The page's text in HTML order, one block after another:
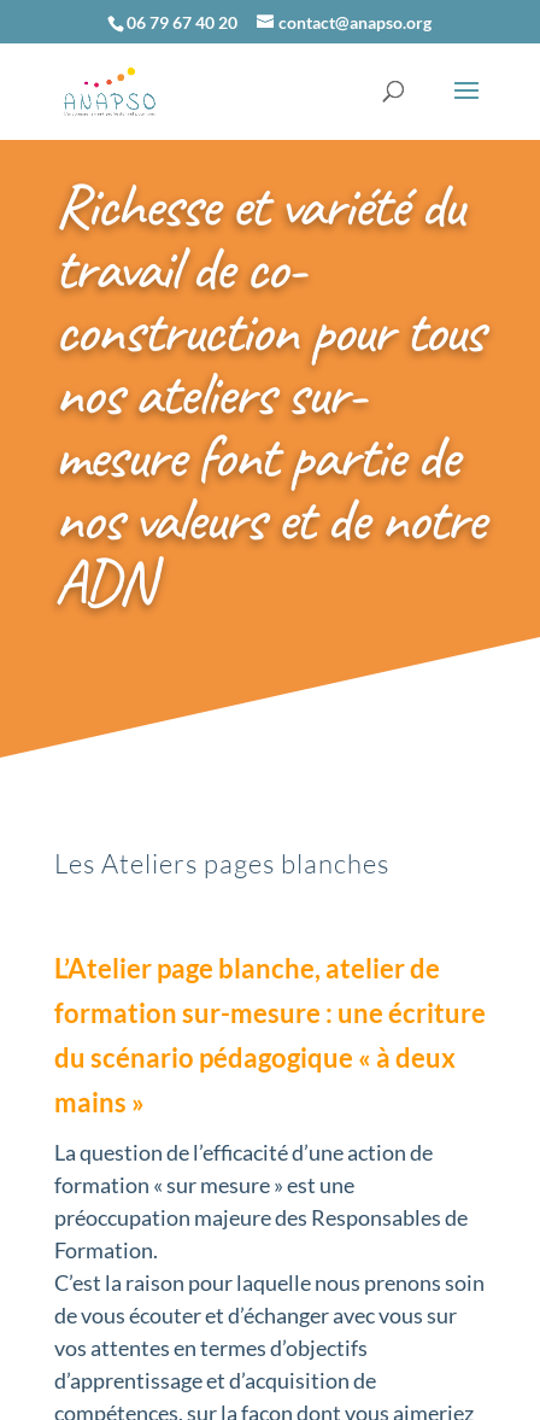
06 79 67 40 20 contact@anapso.org
Richesse et variété du
travail de co-
construction pour tous
nos ateliers sur-
mesure font partie de
nos valeurs et de notre
ADN
Les Ateliers pages blanches
L’Atelier page blanche, atelier de
formation sur-mesure : une écriture
du scénario pédagogique « à deux
mains »
La question de l’efficacité d’une action de
formation « sur mesure » est une
préoccupation majeure des Responsables de
Formation.
C’est la raison pour laquelle nous prenons soin
de vous écouter et d’échanger avec vous sur
vos attentes en termes d’objectifs
d’apprentissage et d’acquisition de
compétences, sur la façon dont vous aimeriez